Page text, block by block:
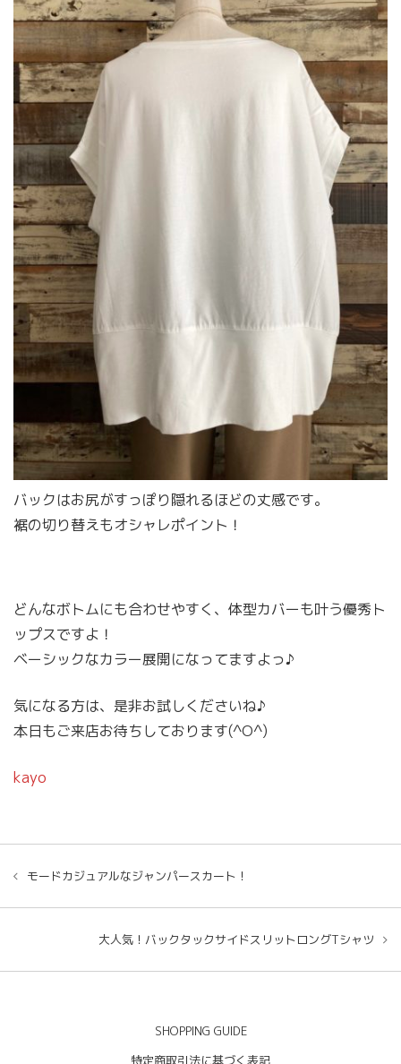
バックはお尻がすっぽり隠れるほどの丈感です。
裾の切り替えもオシャレポイント！
どんなボトムにも合わせやすく、体型カバーも叶う優秀ト
ップスですよ！
ベーシックなカラー展開になってますよっ♪
気になる方は、是非お試しくださいね♪
本日もご来店お待ちしております(^O^)
kayo
モードカジュアルなジャンパースカート！
大人気！バックタックサイドスリットロングTシャツ
SHOPPING GUIDE
特定商取引法に基づく表記